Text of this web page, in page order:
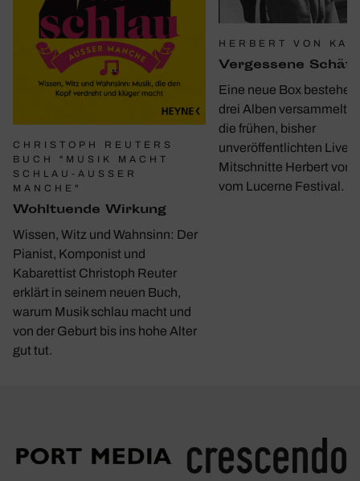
CHRISTOPH REUTERS
BUCH "MUSIK MACHT
SCHLAU-AUSSER M
ANCHE"
Wohl­tu­ende Wirkung
Wissen, Witz und Wahnsinn: Der
Pianist, Komponist und
Kabarettist Christoph Reuter
erklärt in seinem neuen Buch,
warum Musik schlau macht und
von der Geburt bis ins hohe Alter
gut tut.
HERBERT VON
Verges­sene
Eine neue Box
drei Alben versammelt
die frühen, bisher
unveröffentlichten Live-
Mitschnitte Herbert von
vom Lucerne Festival.